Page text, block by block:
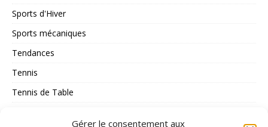
Gérer le consentement aux
Sports d'Hiver
Sports mécaniques
Tendances
Tennis
Tennis de Table